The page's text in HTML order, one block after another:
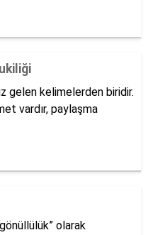
gelen kelimelerden biridir.
vardır, paylaşma
olarak